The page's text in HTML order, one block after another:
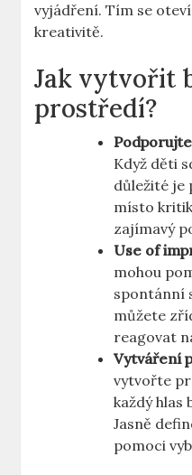
vyjádření. Tím se
kreativitě.
Jak vytvořit
prostředí?
Když děti
důležité je
místo
zajímavý
Use of
mohou
spontánní
můžete
reagovat
Vytváření
vytvořte
každý hlas
Jasně
pomoci